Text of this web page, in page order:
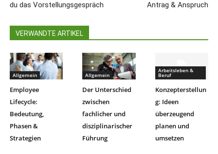
du das Vorstellungsgespräch
Antrag & Anspruch
VERWANDTE ARTIKEL
Allgemein
Employee
Lifecycle:
Bedeutung,
Phasen &
Strategien
Allgemein
Der Unterschied
zwischen
fachlicher und
disziplinarischer
Führung
Arbeitsleben &
Beruf
Konzepterstellun
g: Ideen
überzeugend
planen und
umsetzen